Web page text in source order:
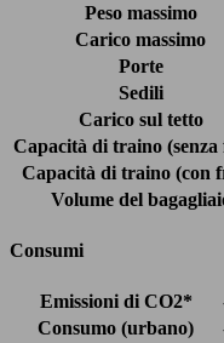
Peso massimo
Carico massimo
Porte
Sedili
Carico sul tetto
Capacità di traino (senza
Capacità di traino (con
Volume del
Consumi
Emissioni di CO2*
Consumo (urbano)